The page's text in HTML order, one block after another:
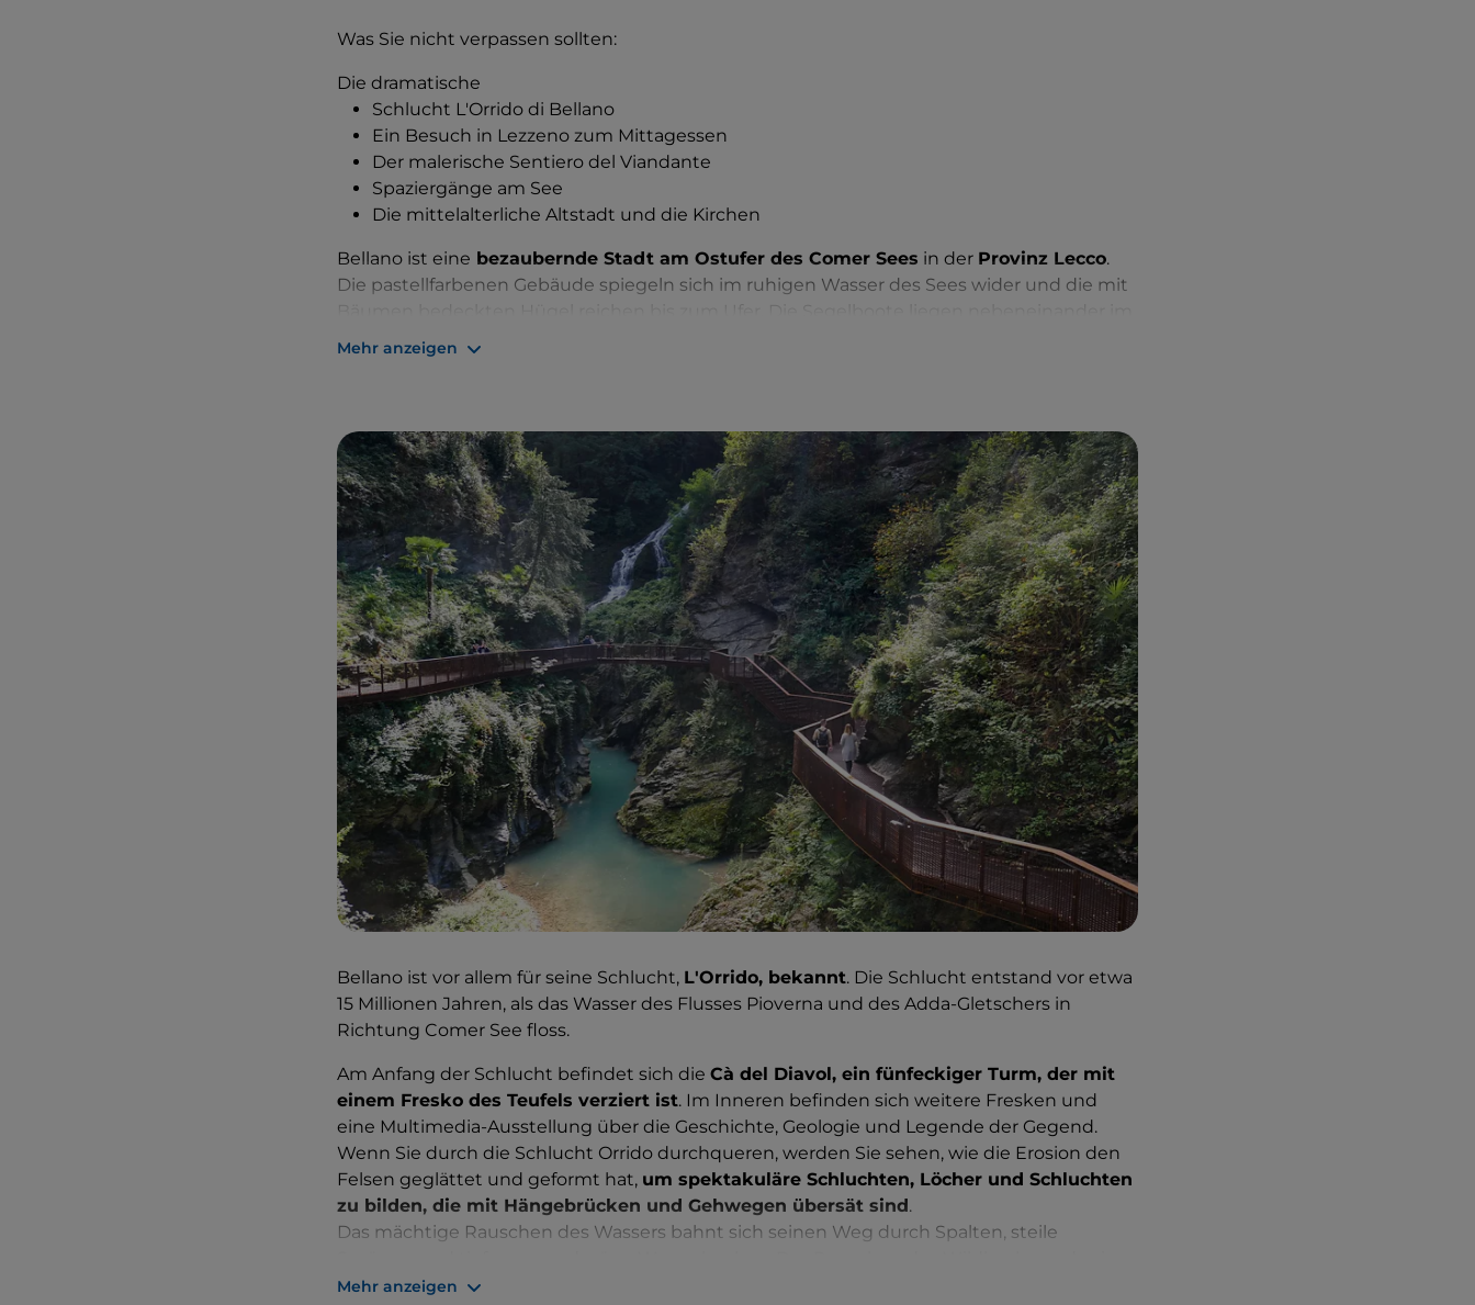
Was Sie nicht verpassen sollten:
Die dramatische
Schlucht L'Orrido di Bellano
Ein Besuch in Lezzeno zum Mittagessen
Der malerische Sentiero del Viandante
Spaziergänge am See
Die mittelalterliche Altstadt und die Kirchen
Bellano ist eine bezaubernde Stadt am Ostufer des Comer Sees in der Provinz Lecco.
Die pastellfarbenen Gebäude spiegeln sich im ruhigen Wasser des Sees wider und die mit
winzigen ummauerten Hafen und ein Labyrinth aus Gassen führt vom Ufer des Sees zum
Hügel, der durch eine alte Schlucht in zwei Teile geteilt wird.
Touring Club mit der OrangenFlagge ausgezeichnet, als Anerkennung für seine
Exzellenz und touristische Qualität.
Mehr anzeigen
Bellano ist vor allem für seine Schlucht, L'Orrido, bekannt. Die Schlucht entstand vor etwa
15 Millionen Jahren, als das Wasser des Flusses Pioverna und des Adda-Gletschers in
Richtung Comer See floss.
Am Anfang der Schlucht befindet sich die Cà del Diavol, ein fünfeckiger Turm, der mit
einem Fresko des Teufels verziert ist. Im Inneren befinden sich weitere Fresken und
eine Multimedia-Ausstellung über die Geschichte, Geologie und Legende der Gegend.
Wenn Sie durch die Schlucht Orrido durchqueren, werden Sie sehen, wie die Erosion den
Felsen geglättet und geformt hat, um spektakuläre Schluchten, Löcher und Schluchten
zu bilden, die mit Hängebrücken und Gehwegen übersät sind .
Das mächtige Rauschen des Wassers bahnt sich seinen Weg durch Spalten, steile
Kraft sind unglaublich!
Mehr anzeigen